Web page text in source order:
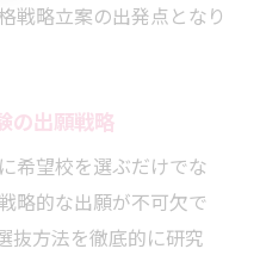
戦略立案の出発点となり
の出願戦略
希望校を選ぶだけでな
略的な出願が不可欠で
抜方法を徹底的に研究